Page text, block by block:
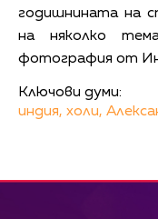
годишнината на
на няколко
фотография от
Ключови думи:
индия, холи,